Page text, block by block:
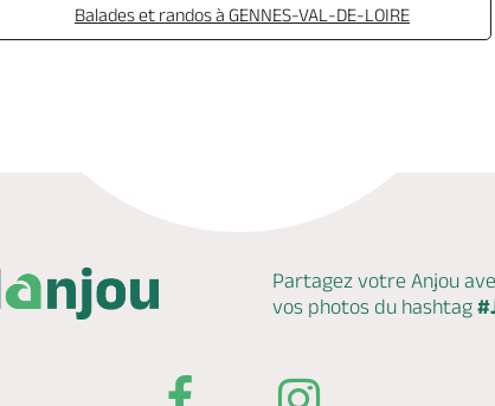
Balades et randos à GENNES-VAL-DE-LOIRE
Partagez votre Anjou
vos photos du hashtag